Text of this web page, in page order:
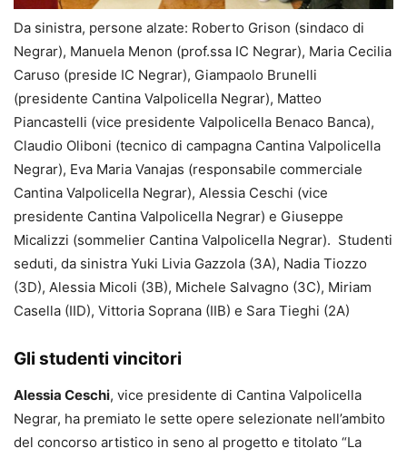
Da sinistra, persone alzate: Roberto Grison (sindaco di
Negrar), Manuela Menon (prof.ssa IC Negrar), Maria Cecilia
Caruso (preside IC Negrar), Giampaolo Brunelli
(presidente Cantina Valpolicella Negrar), Matteo
Piancastelli (vice presidente Valpolicella Benaco Banca),
Claudio Oliboni (tecnico di campagna Cantina Valpolicella
Negrar), Eva Maria Vanajas (responsabile commerciale
Cantina Valpolicella Negrar), Alessia Ceschi (vice
presidente Cantina Valpolicella Negrar) e Giuseppe
Micalizzi (sommelier Cantina Valpolicella Negrar). Studenti
seduti, da sinistra Yuki Livia Gazzola (3A), Nadia Tiozzo
(3D), Alessia Micoli (3B), Michele Salvagno (3C), Miriam
Casella (IID), Vittoria Soprana (IIB) e Sara Tieghi (2A)
Gli studenti vincitori
Alessia Ceschi, vice presidente di Cantina Valpolicella
Negrar, ha premiato le sette opere selezionate nell’ambito
del concorso artistico in seno al progetto e titolato “La